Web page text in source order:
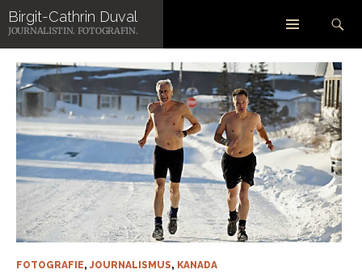
Zum
Inhalt
springen
Suchen
SCHLAGWORT-ARCHIV: MARATHON
FOTOGRAFIE, JOURNALISMUS, KANADA
Birgit-Cathrin Duval
JOURNALISTIN. FOTOGRAFIN.